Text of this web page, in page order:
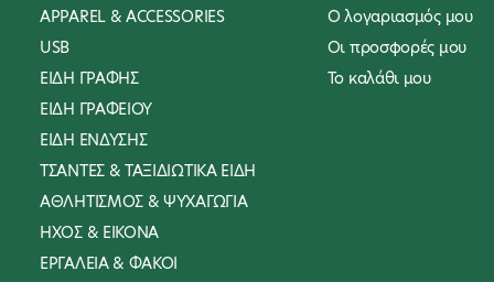
| Balm χειλιών
| Σετ Μανικιούρ /
Πεντικιούρ Νυχιών
| Σετ Ραπτικής
| Γυαλιστικά
Παπουτσιών
| Αντηλιακά
| Φροντίδα
Κατοικιδίων
APPAREL & ACCESSORIES
USB
ΕΙΔΗ ΓΡΑΦΗΣ
ΕΙΔΗ ΓΡΑΦΕΙΟΥ
ΕΙΔΗ ΕΝΔΥΣΗΣ
ΤΣΑΝΤΕΣ & ΤΑΞΙΔΙΩΤΙΚΑ ΕΙΔΗ
ΑΘΛΗΤΙΣΜΟΣ & ΨΥΧΑΓΩΓΙΑ
ΗΧΟΣ & ΕΙΚΟΝΑ
ΕΡΓΑΛΕΙΑ & ΦΑΚΟΙ
Ο λογαριασμός μου
Οι προσφορές μου
To καλάθι μου